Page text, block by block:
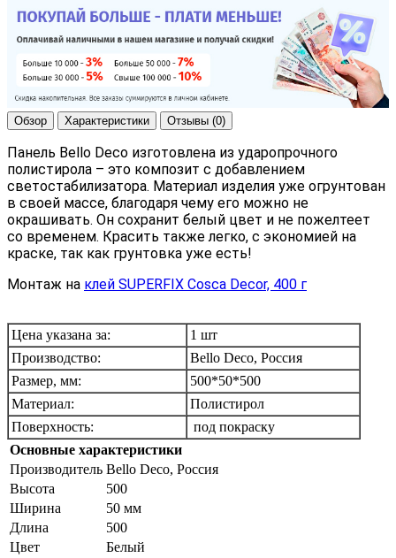
Обзор Характеристики Отзывы (0)
Панель Bello Deco изготовлена из ударопрочного
полистирола – это композит с добавлением
светостабилизатора. Материал изделия уже огрунтован
в своей массе, благодаря чему его можно не
окрашивать. Он сохранит белый цвет и не пожелтеет
со временем. Красить также легко, с экономией на
краске, так как грунтовка уже есть!
Монтаж на клей SUPERFIX Cosca Decor, 400 г
Цена указана за:
1 шт
Производство:
Bello Deco, Россия
Размер, мм:
500*50*500
Материал:
Полистирол
Поверхность:
под покраску
Основные характеристики
Производитель Bello Deco, Россия
Высота
500
Ширина
50 мм
Длина
500
Цвет
Белый